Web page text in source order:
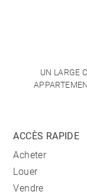
UN LARGE
ACCÈS RAPIDE
Acheter
Louer
Vendre